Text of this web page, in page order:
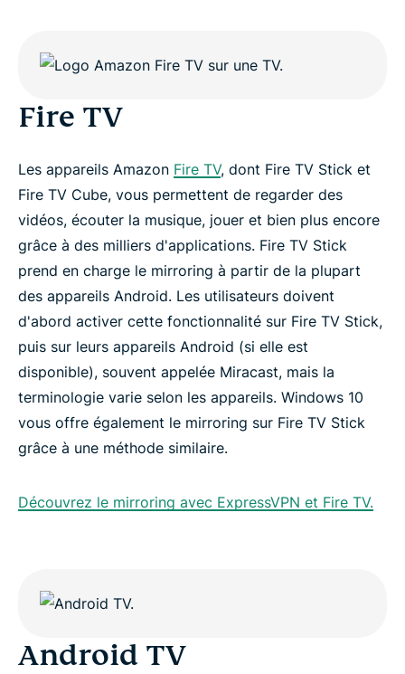
Fire TV
Les appareils Amazon Fire TV, dont Fire TV Stick et
Fire TV Cube, vous permettent de regarder des
vidéos, écouter la musique, jouer et bien plus encore
grâce à des milliers d'applications. Fire TV Stick
prend en charge le mirroring à partir de la plupart
des appareils Android. Les utilisateurs doivent
d'abord activer cette fonctionnalité sur Fire TV Stick,
puis sur leurs appareils Android (si elle est
disponible), souvent appelée Miracast, mais la
terminologie varie selon les appareils. Windows 10
vous offre également le mirroring sur Fire TV Stick
grâce à une méthode similaire.
Découvrez le mirroring avec ExpressVPN et Fire TV.
Android TV